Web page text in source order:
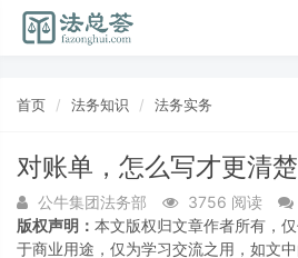
首页 法务知识 法务实务
对账单，怎么写才更清楚
公牛集团法务部 3756 阅读
版权声明： 本文版权归文章作者所有，
于商业用途，仅为学习交流之用，如文